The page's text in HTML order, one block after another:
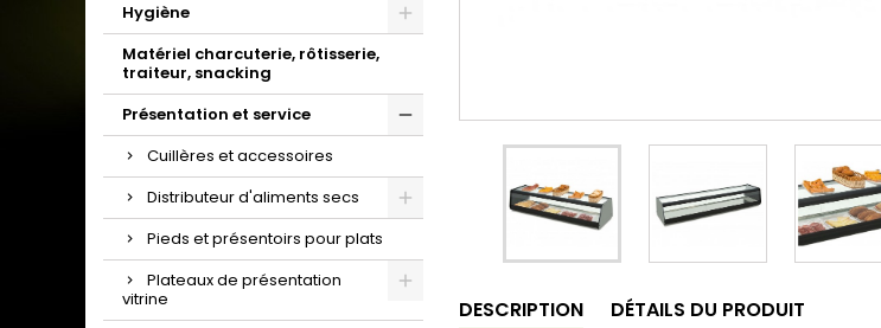
Hygiène
Matériel charcuterie, rôtisserie,
traiteur, snacking
Présentation et service
Cuillères et accessoires
Distributeur d'aliments secs
Pieds et présentoirs pour plats
Plateaux de présentation
vitrine
DESCRIPTION DÉTAILS DU PRODUIT